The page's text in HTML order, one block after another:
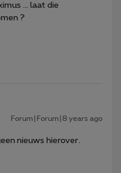
... laat die
?
Forum|Forum|8 years ago
nieuws hierover.